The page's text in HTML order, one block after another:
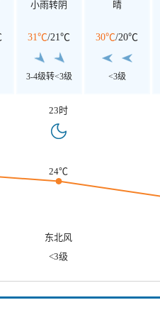
小雨转阴
31℃/21℃
3-4级转<3级
晴
30℃/20℃
<3级
23时
24℃
东北风
<3级